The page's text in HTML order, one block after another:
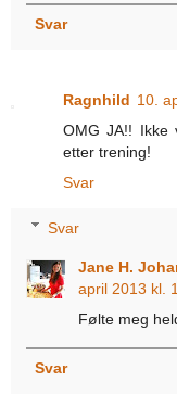
Svar
Ragnhild 10.
OMG JA!! Ikke
etter trening!
Svar
Svar
Jane H.
april 2013 kl.
Følte meg
Svar